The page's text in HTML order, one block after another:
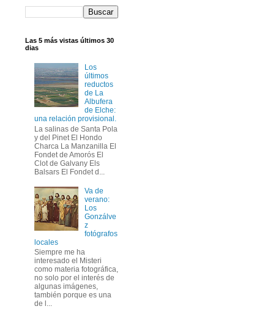
Las 5 más vistas últimos 30
dias
Los
últimos
reductos
de La
Albufera
de Elche:
una relación provisional.
La salinas de Santa Pola
y del Pinet El Hondo
Charca La Manzanilla El
Fondet de Amorós El
Clot de Galvany Els
Balsars El Fondet d...
Va de
verano:
Los
Gonzálve
z
fotógrafos
locales
Siempre me ha
interesado el Misteri
como materia fotográfica,
no solo por el interés de
algunas imágenes,
también porque es una
de l...